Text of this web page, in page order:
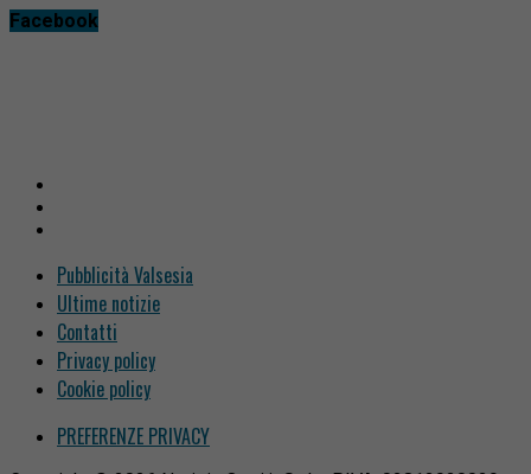
Facebook
Pubblicità Valsesia
Ultime notizie
Contatti
Privacy policy
Cookie policy
PREFERENZE PRIVACY